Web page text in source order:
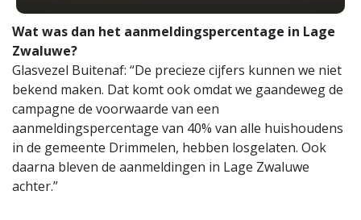
Wat was dan het aanmeldingspercentage in Lage
Zwaluwe?
Glasvezel Buitenaf: “De precieze cijfers kunnen we niet
bekend maken. Dat komt ook omdat we gaandeweg de
campagne de voorwaarde van een
aanmeldingspercentage van 40% van alle huishoudens
in de gemeente Drimmelen, hebben losgelaten. Ook
daarna bleven de aanmeldingen in Lage Zwaluwe
achter.”